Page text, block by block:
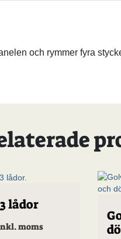
och rymmer fyra
lådor
moms
Den
här